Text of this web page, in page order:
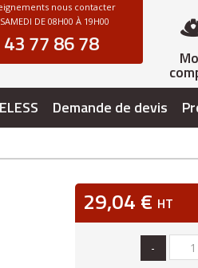
nous contacter
DE 08H00 À 19H00
77 86 78
Demande de devis
29,04 € HT
-